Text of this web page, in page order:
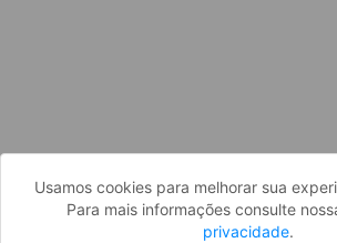
Usamos cookies para melhorar sua
Para mais informações consulte
privacidade.